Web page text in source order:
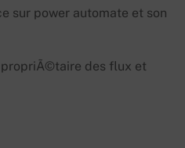
sur power automate et son
des flux et